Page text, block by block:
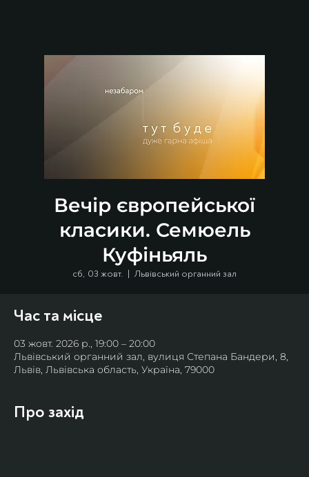
Вечір європейської
класики. Семюель
Куфіньяль
сб, 03 жовт.
  |
Львівський органний зал
Час та місце
03 жовт. 2026 р., 19:00 – 20:00
Львівський органний зал, вулиця Степана Бандери, 8,
Львів, Львівська область, Україна, 79000
Про захід